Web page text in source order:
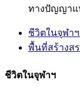
ทางปัญญาแ
ชีวิตในจุฬาฯ
พื้นที่สร้างส
ชีวิตในจุฬาฯ